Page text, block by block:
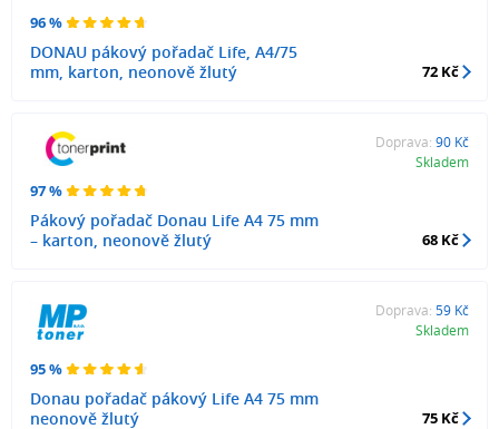
96 %
DONAU pákový pořadač Life, A4/75
mm, karton, neonově žlutý
72 Kč
97 %
Pákový pořadač Donau Life A4 75 mm
– karton, neonově žlutý
Doprava: 90 Kč
Skladem
68 Kč
95 %
Donau pořadač pákový Life A4 75 mm
neonově žlutý
Doprava: 59 Kč
Skladem
75 Kč